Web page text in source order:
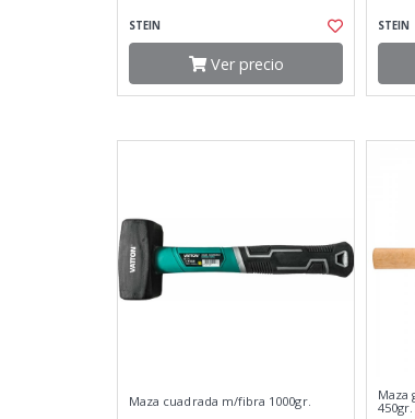
STEIN
Ver precio
STEIN
Maza cuadrada m/fibra 1000gr.
Maza
450gr.